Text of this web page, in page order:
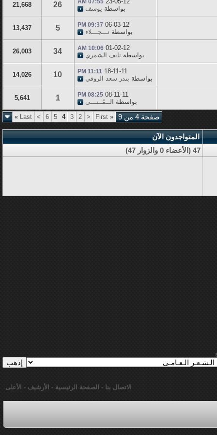
بواسطة يوسف 26
21,668
06-03-12
09:37 PM
بواسطة نـــجـــلاء 5
13,437
01-02-12
10:06 AM
بواسطة نايف الشمري 34
26,003
18-11-11
11:11 PM
بواسطة بندر سعد الروقي 10
14,026
08-11-11
08:25 PM
بواسطة الــمُــنـــى 1
5,641
صفحة 4 من 9 «
<
2
3
4
5
6
>
Last
»
المتواجدون الآن
47 (الأعضاء 0 والزوار 47)
الاتصال بنا - الصفحة الرئيسية - الأرشيف - الأعلى